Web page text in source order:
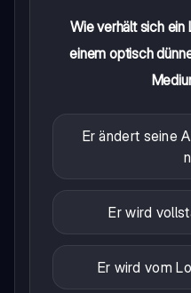
Wie verhält sich ein
einem optisch
Er ändert seine
Er wird
Er wird vom